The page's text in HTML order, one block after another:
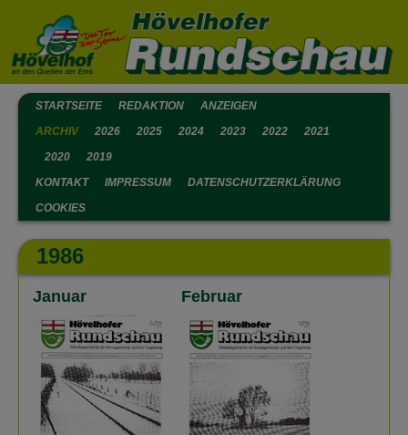
STARTSEITE REDAKTION
ANZEIGEN
ARCHIV
2026 2025 2024 2023 2022
2021
2020
2019
KONTAKT
IMPRESSUM
DATENSCHUTZERKLÄRUNG
COOKIES
1986
Januar Februar